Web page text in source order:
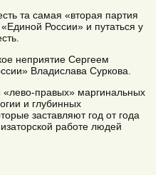
та самая «вторая партия
России» и путаться у
неприятие Сергеем
Владислава Суркова.
правых» маргинальных
и глубинных
заставляют год от года
работе людей